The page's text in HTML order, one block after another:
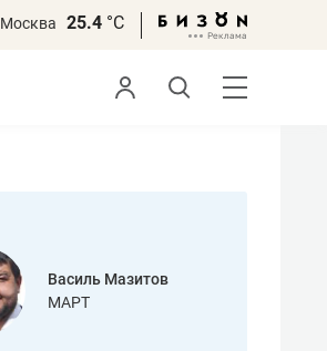
Москва 25.4 °С
Василь Мазитов
МАРТ